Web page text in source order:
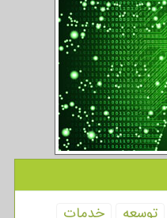
توسعه
خدمات